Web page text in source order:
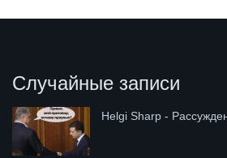
Случайные записи
Helgi Sharp -